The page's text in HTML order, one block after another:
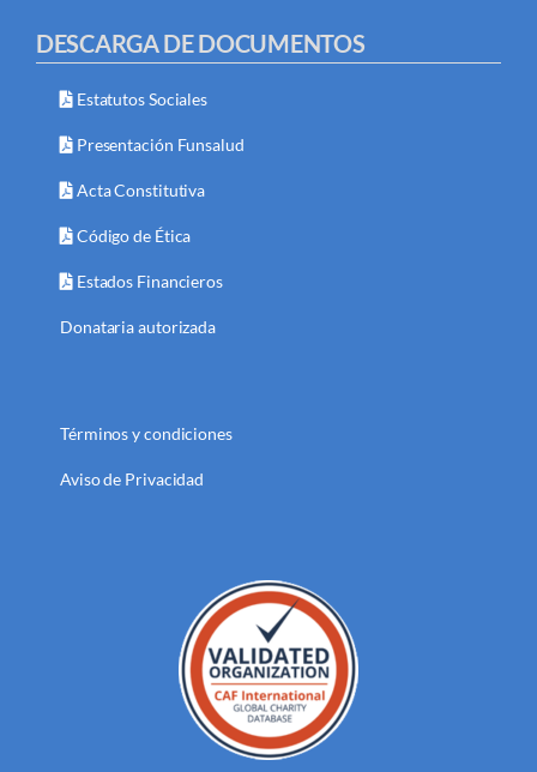
DESCARGA DE DOCUMENTOS
Estatutos Sociales
Presentación Funsalud
Acta Constitutiva
Código de Ética
Estados Financieros
Donataria autorizada
Términos y condiciones
Aviso de Privacidad